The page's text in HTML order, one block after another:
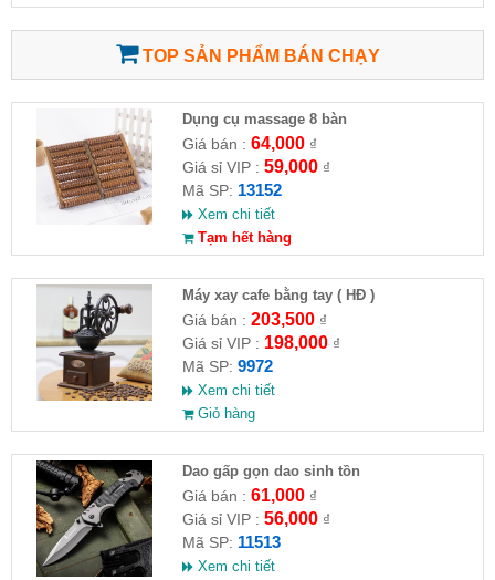
TOP SẢN PHẨM BÁN CHẠY
Dụng cụ massage 8 bàn
Giá bán : 64,000₫
Giá sỉ VIP : 59,000₫
Mã SP: 13152
Xem chi tiết
Tạm hết hàng
Máy xay cafe bằng tay ( HĐ )
Giá bán : 203,500₫
Giá sỉ VIP : 198,000₫
Mã SP: 9972
Xem chi tiết
Giỏ hàng
Dao gấp gọn dao sinh tồn
Giá bán : 61,000₫
Giá sỉ VIP : 56,000₫
Mã SP: 11513
Xem chi tiết